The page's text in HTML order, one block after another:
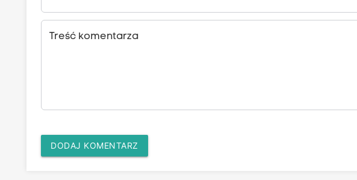
Treść komentarza
DODAJ KOMENTARZ